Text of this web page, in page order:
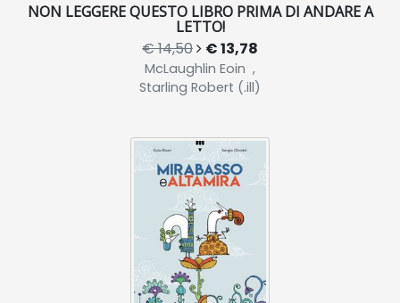
NON LEGGERE QUESTO LIBRO PRIMA DI ANDARE A
LETTO!
€ 14,50 € 13,78
McLaughlin Eoin ,
Starling Robert (.ill)